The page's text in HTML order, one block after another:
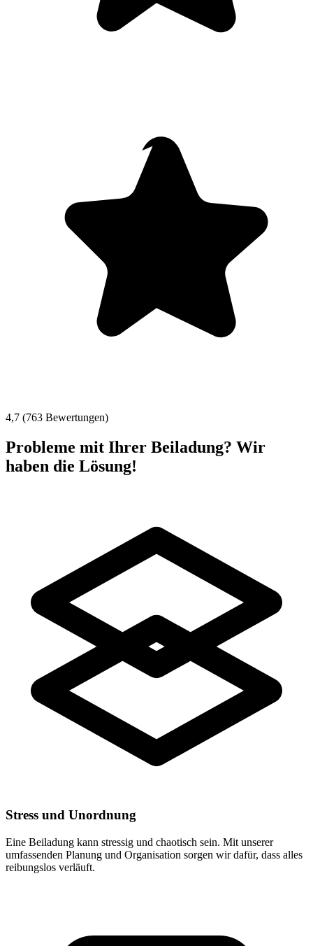
4,7 (763 Bewertungen)
Probleme mit Ihrer Beiladung? Wir
haben die Lösung!
Stress und Unordnung
Eine Beiladung kann stressig und chaotisch sein. Mit unserer
umfassenden Planung und Organisation sorgen wir dafür, dass alles
reibungslos verläuft.